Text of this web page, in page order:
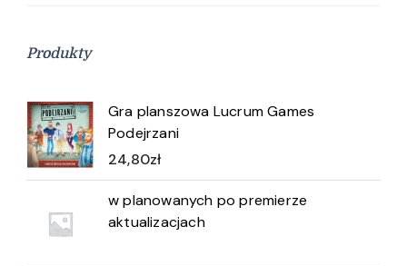
Produkty
Gra planszowa Lucrum Games
Podejrzani
24,80zł
w planowanych po premierze
aktualizacjach